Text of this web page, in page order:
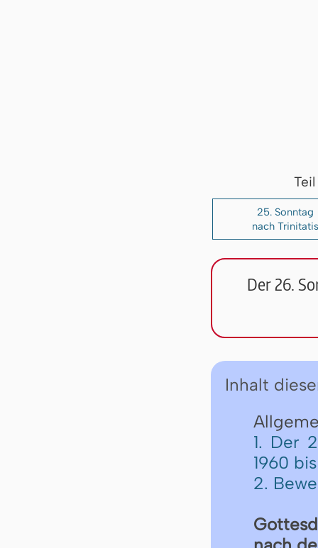
25. Sonntag
nach Trinitatis
Der 26.
Inhalt
1. Der
1960
2.